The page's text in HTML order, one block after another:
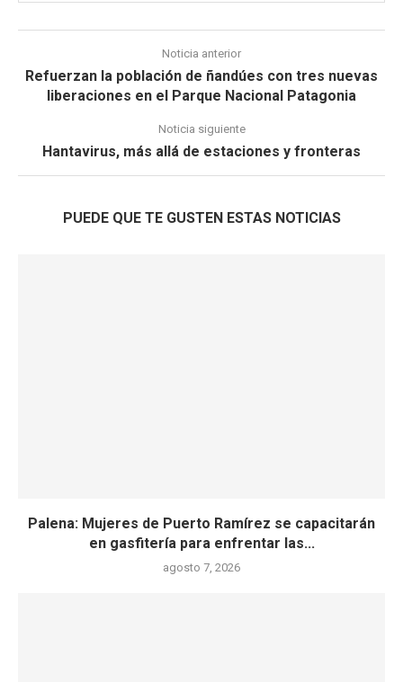
Noticia anterior
Refuerzan la población de ñandúes con tres nuevas
liberaciones en el Parque Nacional Patagonia
Noticia siguiente
Hantavirus, más allá de estaciones y fronteras
PUEDE QUE TE GUSTEN ESTAS NOTICIAS
Palena: Mujeres de Puerto Ramírez se capacitarán
en gasfitería para enfrentar las...
agosto 7, 2026